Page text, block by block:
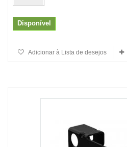
Disponível
Adicionar à Lista de desejos